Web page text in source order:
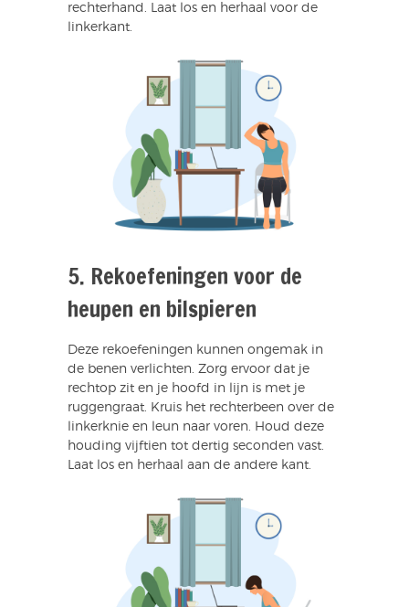
rechterhand. Laat los en herhaal voor de
linkerkant.
5. Rekoefeningen voor de
heupen en bilspieren
Deze rekoefeningen kunnen ongemak in
de benen verlichten. Zorg ervoor dat je
rechtop zit en je hoofd in lijn is met je
ruggengraat. Kruis het rechterbeen over de
linkerknie en leun naar voren. Houd deze
houding vijftien tot dertig seconden vast.
Laat los en herhaal aan de andere kant.